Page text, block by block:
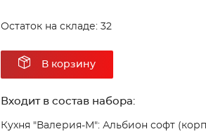
Остаток на складе: 32
В корзину
Входит в состав набора:
Кухня "Валерия-М": Альбион софт